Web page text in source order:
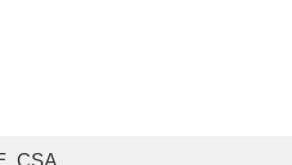
CSA